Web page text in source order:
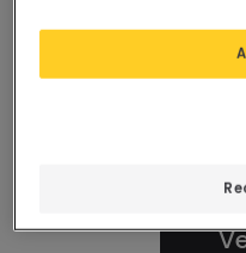
Ver
0 resultados para tu